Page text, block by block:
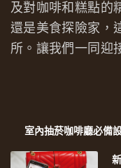
及對咖啡和糕點的
還是美食探險家，
所。讓我們一同迎
室內抽菸咖啡廳必備